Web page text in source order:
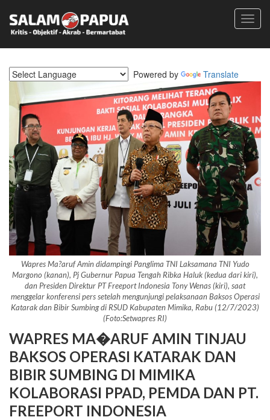
Powered by Translate
Wapres Ma?aruf Amin didampingi Panglima TNI Laksamana TNI Yudo
Margono (kanan), Pj Gubernur Papua Tengah Ribka Haluk (kedua dari kiri),
dan Presiden Direktur PT Freeport Indonesia Tony Wenas (kiri), saat
menggelar konferensi pers setelah mengunjungi pelaksanaan Baksos Operasi
Katarak dan Bibir Sumbing di RSUD Kabupaten Mimika, Rabu (12/7/2023)
(Foto:Setwapres RI)
WAPRES MA�ARUF AMIN TINJAU
BAKSOS OPERASI KATARAK DAN
BIBIR SUMBING DI MIMIKA
KOLABORASI PPAD, PEMDA DAN PT.
FREEPORT INDONESIA